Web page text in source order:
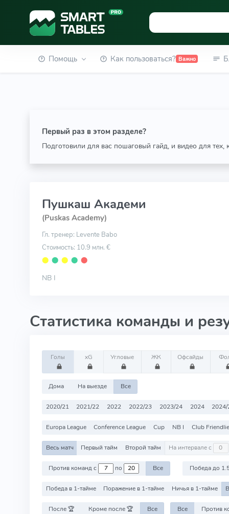
Помощь Как пользоваться? Важно
Первый раз в этом разделе?
Подготовили для вас пошаговый гайд, и видео для тех,
Пушкаш Академи
(Puskas Academy)
Гл. тренер: Levente Babo
Стоимость: 10.9 млн. €
⬤ ⬤ ⬤ ⬤ ⬤
NB I
Статистика команды и
Голы xG Угловые ЖК Офсайды
Дома На выезде Все
2020/21 2021/22 2022 2022/23 2023/24 2024 2024/
Europa League Conference League Cup NB I Club
Весь матч Первый тайм Второй тайм На интервале с
Против команд с по Все Победа до
Победа в 1-тайме Поражение в 1-тайме Ничья в 1-тайме
После 🏆 Кроме после 🏆 Все Все